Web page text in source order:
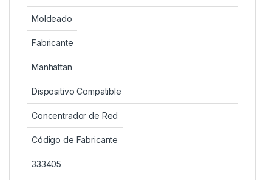
Moldeado
Fabricante
Manhattan
Dispositivo Compatible
Concentrador de Red
Código de Fabricante
333405